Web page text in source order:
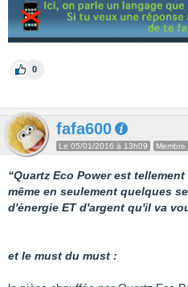
0
fafa600
Le 05/01/2016 à 13h09 Membre
“Quartz Eco Power est
même en seulement quelques
d'énergie ET d'argent qu'il va
et le must du must :